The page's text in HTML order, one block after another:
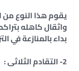
يقوم هذا النوع من
واثقال كاهله
بداء بالمنازعة في
2- التقادم الثلاثى :